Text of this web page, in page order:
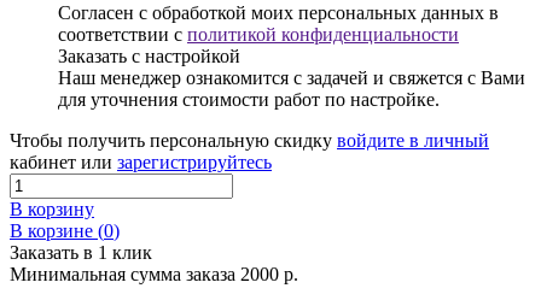
Согласен с обработкой моих персональных данных в
соответствии с политикой конфиденциальности
Заказать с настройкой
Наш менеджер ознакомится с задачей и свяжется с Вами
для уточнения стоимости работ по настройке.
Чтобы получить персональную скидку войдите в личный
кабинет или зарегистрируйтесь
В корзину
В корзине (0)
Заказать в 1 клик
Минимальная сумма заказа 2000 р.